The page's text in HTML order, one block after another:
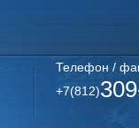
Телефон /
+7(812)